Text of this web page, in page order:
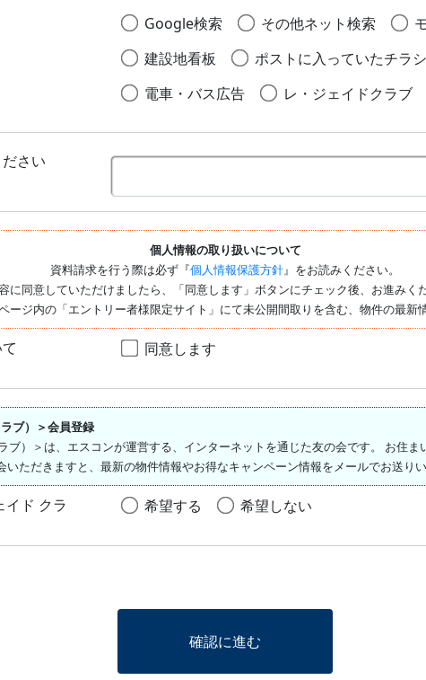
Google検索
その他ネット検索
建設地看板
ポストに入っていたチラシ
電車・バス広告
レ・ジェイドクラブ
さい
個人情報の取り扱いについて
資料請求を行う際は必ず『個人情報保護方針』をお読みください。
に同意していただけましたら、「同意します」ボタンにチェック後、お進みくだ
ージ内の「エントリー者様限定サイト」にて未公開間取りを含む、物件の最新
同意します
ブ）＞会員登録
ブ）＞は、エスコンが運営する、インターネットを通じた友の会です。 お住
ただきますと、最新の物件情報やお得なキャンペーン情報をメールでお送り
イド クラ
希望する 希望しない